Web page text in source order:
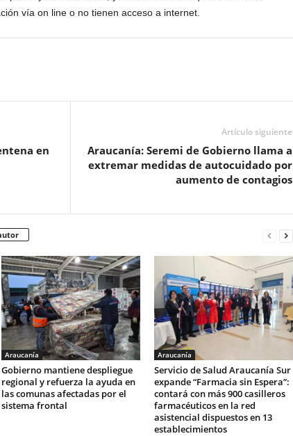
vía on line o no tienen acceso a internet.
en
Artículo siguiente
Araucanía: Seremi de Gobierno llama a
extremar medidas de autocuidado por
aumento de contagios
Araucanía
Gobierno mantiene despliegue
regional y refuerza la ayuda en
las comunas afectadas por el
sistema frontal
Araucanía
Servicio de Salud Araucanía Sur
expande “Farmacia sin Espera”:
contará con más 900 casilleros
farmacéuticos en la red
asistencial dispuestos en 13
establecimientos